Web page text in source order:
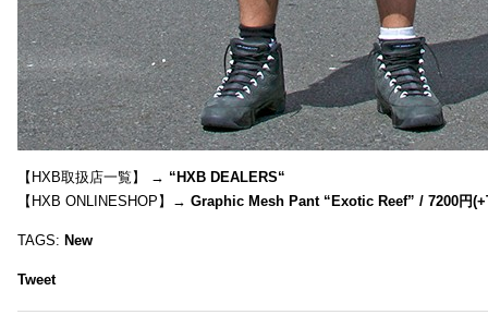
【HXB取扱店一覧】 → “HXB DEALERS“
【HXB ONLINESHOP】→ Graphic Mesh Pant “Exotic Reef” / 7200円
TAGS: New
Tweet